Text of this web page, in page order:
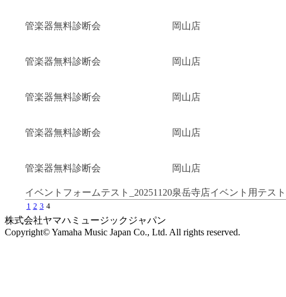
管楽器無料診断会 岡山店
管楽器無料診断会 岡山店
管楽器無料診断会 岡山店
管楽器無料診断会 岡山店
管楽器無料診断会 岡山店
イベントフォームテスト_20251120泉岳寺店イベント用テスト
1 2 3 4
株式会社ヤマハミュージックジャパン
Copyright© Yamaha Music Japan Co., Ltd. All rights reserved.